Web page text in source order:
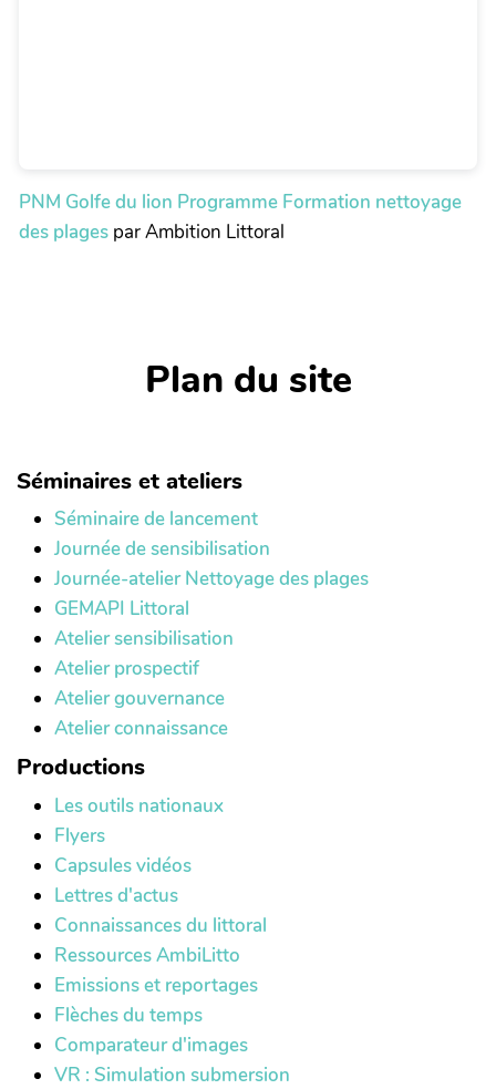
PNM Golfe du lion Programme Formation nettoyage
des plages par Ambition Littoral
Plan du site
Séminaires et ateliers
Séminaire de lancement
Journée de sensibilisation
Journée-atelier Nettoyage des plages
GEMAPI Littoral
Atelier sensibilisation
Atelier prospectif
Atelier gouvernance
Atelier connaissance
Productions
Les outils nationaux
Flyers
Capsules vidéos
Lettres d'actus
Connaissances du littoral
Ressources AmbiLitto
Emissions et reportages
Flèches du temps
Comparateur d'images
VR : Simulation submersion